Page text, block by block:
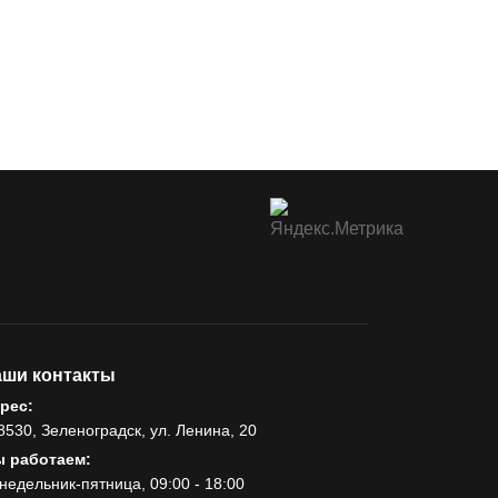
контакты
Зеленоградск, ул. Ленина, 20
работаем:
пятница, 09:00 - 18:00